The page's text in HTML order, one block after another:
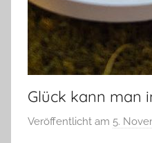
Glück kann man
Veröffentlicht am 5.